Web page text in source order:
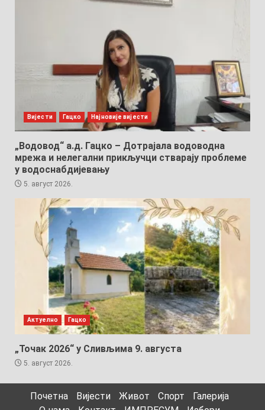
Вијести Гацко Најновије вијести
„Водовод“ а.д. Гацко – Дотрајала водоводна
мрежа и нелегални прикључци стварају проблеме
у водоснабдијевању
5. август 2026.
Актуелно Гацко
„Точак 2026“ у Сливљима 9. августа
5. август 2026.
Почетна Вијести Живот Спорт
Галерија